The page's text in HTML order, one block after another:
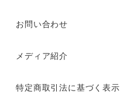
お問い合わせ
メディア紹介
特定商取引法に基づく表示